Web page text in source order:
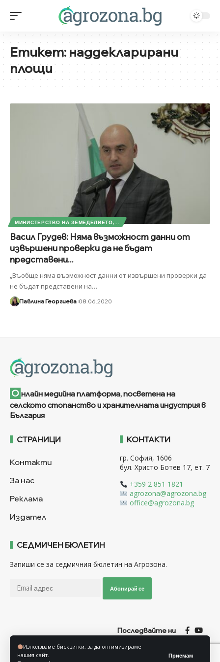
Използваме бисквитки, за да оптимизираме
нашия сайт.
Приемам
Етикет:наддекларирани
площи
МИНИСТЕРСТВО НА ЗЕМЕДЕЛИЕТО,...
Васил Грудев: Няма възможност данни от
извършени проверки да не бъдат
представени...
„Въобще няма възможност данни от извършени проверки да
не бъдат представени на…
Павлина Георгиева 08.06.2020
О нлайн медийна платформа, посветена на
селското стопанство и хранителната индустрия в
България
СТРАНИЦИ
Контакти
За нас
Реклама
Издател
КОНТАКТИ
гр. София, 1606
бул. Христо Ботев 17, ет. 7
+359 2 851 1821
agrozona@agrozona.bg
office@agrozona.bg
СЕДМИЧЕН БЮЛЕТИН
Запиши се за седмичния бюлетин на Агрозона.
Абонирай се
Последвайте ни
Общи условия Политика за използване на “Бисквитки”